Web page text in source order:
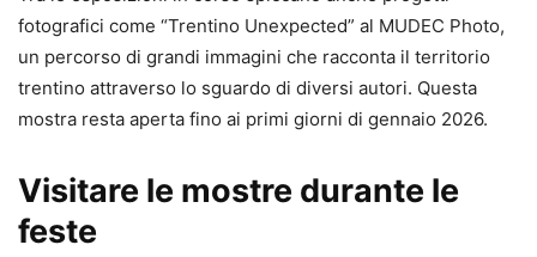
fotografici come “Trentino Unexpected” al MUDEC Photo,
un percorso di grandi immagini che racconta il territorio
trentino attraverso lo sguardo di diversi autori. Questa
mostra resta aperta fino ai primi giorni di gennaio 2026.
Visitare le mostre durante le
feste